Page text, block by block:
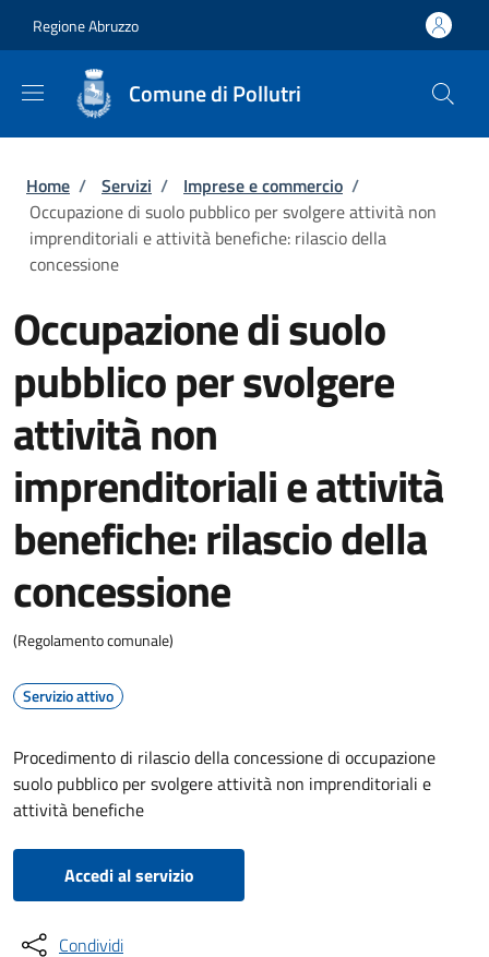
Regione Abruzzo
Comune di Pollutri
Briciole di pane
Home / Servizi / Imprese e commercio /
Occupazione di suolo pubblico per svolgere attività non
imprenditoriali e attività benefiche: rilascio della
concessione
Occupazione di suolo
pubblico per svolgere
attività non
imprenditoriali e attività
benefiche: rilascio della
concessione
(Regolamento comunale)
Servizio attivo
Procedimento di rilascio della concessione di occupazione
suolo pubblico per svolgere attività non imprenditoriali e
attività benefiche
Accedi al servizio
Condividi